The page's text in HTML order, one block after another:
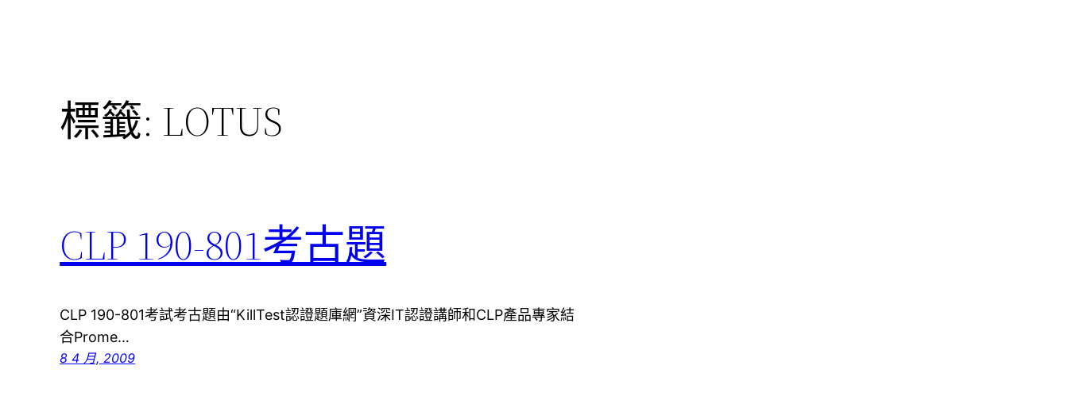
標籤: LOTUS
CLP 190-801考古題
CLP 190-801考試考古題由“KillTest認證題庫網”資深IT認證講師和CLP產品專家結
合Prome…
8 4 月, 2009